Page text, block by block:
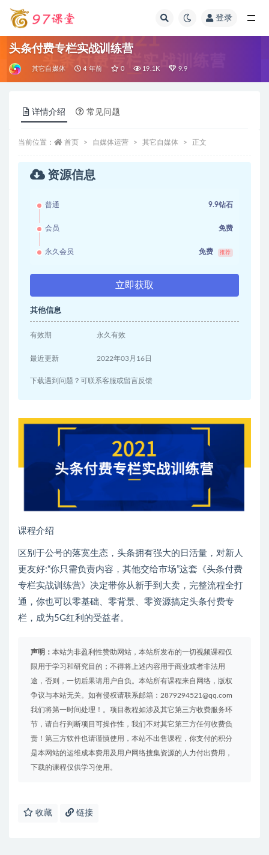
登录
头条付费专栏实战训练营
其它自媒体 4 年前 0 19.1K 9.9
详情介绍 常见问题
当前位置： 首页 自媒体运营 其它自媒体 正文
资源信息
普通 9.9钻石
会员 免费
永久会员 免费 推荐
立即获取
其他信息
有效期 永久有效
最近更新 2022年03月16日
下载遇到问题？可联系客服或留言反馈
课程介绍
区别于公号的落寞生态，头条拥有强大的日活量，对新人
更友好:“你只需负责内容，其他交给市场”这套《头条付费
专栏实战训练营》决定带你从新手到大卖，完整流程全打
通，你也可以零基础、零背景、零资源搞定头条付费专
栏，成为5G红利的受益者。
声明： 本站为非盈利性赞助网站，本站所发布的一切视频课程仅
限用于学习和研究目的；不得将上述内容用于商业或者非法用
途，否则，一切后果请用户自负。本站所有课程来自网络，版权
争议与本站无关。如有侵权请联系邮箱：2879294521@qq.com
我们将第一时间处理！。项目教程如涉及其它第三方收费服务环
节，请自行判断项目可操作性，我们不对其它第三方任何收费负
责！第三方软件也请谨慎使用，本站不出售课程，你支付的积分
是本网站的运维成本费用及用户网络搜集资源的人力付出费用，
下载的课程仅供学习使用。
收藏 链接